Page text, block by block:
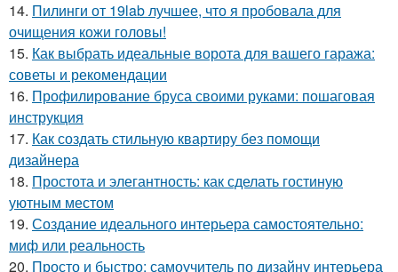
14. Пилинги от 19lab лучшее, что я пробовала для
очищения кожи головы!
15. Как выбрать идеальные ворота для вашего гаража:
советы и рекомендации
16. Профилирование бруса своими руками: пошаговая
инструкция
17. Как создать стильную квартиру без помощи
дизайнера
18. Простота и элегантность: как сделать гостиную
уютным местом
19. Создание идеального интерьера самостоятельно:
миф или реальность
20. Просто и быстро: самоучитель по дизайну интерьера